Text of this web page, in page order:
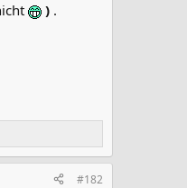
) .
#182